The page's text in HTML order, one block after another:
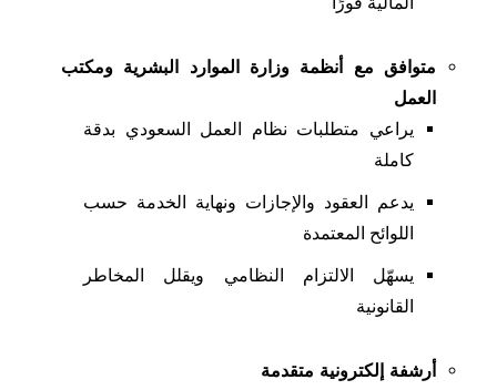
متوافق مع أنظمة وزارة الموارد البشرية ومكتب
العمل
يراعي متطلبات نظام العمل السعودي بدقة
كاملة
يدعم العقود والإجازات ونهاية الخدمة حسب
اللوائح المعتمدة
يسهّل الالتزام النظامي ويقلل المخاطر
القانونية
أرشفة إلكترونية متقدمة